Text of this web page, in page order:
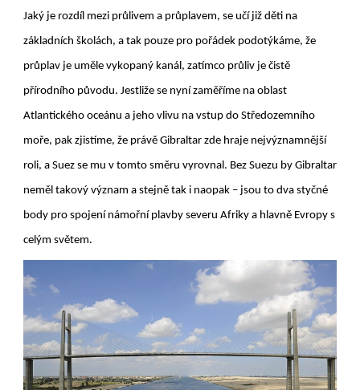
Jaký je rozdíl mezi průlivem a průplavem, se učí již děti na
základních školách, a tak pouze pro pořádek podotýkáme, že
průplav je uměle vykopaný kanál, zatímco průliv je čistě
přírodního původu. Jestliže se nyní zaměříme na oblast
Atlantického oceánu a jeho vlivu na vstup do Středozemního
moře, pak zjistíme, že právě Gibraltar zde hraje nejvýznamnější
roli, a Suez se mu v tomto směru vyrovnal. Bez Suezu by Gibraltar
neměl takový význam a stejně tak i naopak – jsou to dva styčné
body pro spojení námořní plavby severu Afriky a hlavně Evropy s
celým světem.